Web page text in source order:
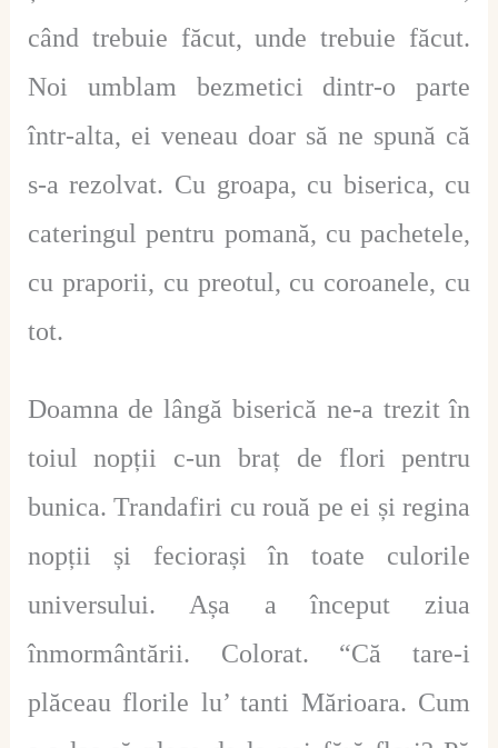
când trebuie făcut, unde trebuie făcut.
Noi umblam bezmetici dintr-o parte
într-alta, ei veneau doar să ne spună că
s-a rezolvat. Cu groapa, cu biserica, cu
cateringul pentru pomană, cu pachetele,
cu praporii, cu preotul, cu coroanele, cu
tot.
Doamna de lângă biserică ne-a trezit în
toiul nopții c-un braț de flori pentru
bunica. Trandafiri cu rouă pe ei și regina
nopții și feciorași în toate culorile
universului. Așa a început ziua
înmormântării. Colorat. “Că tare-i
plăceau florile lu’ tanti Mărioara. Cum